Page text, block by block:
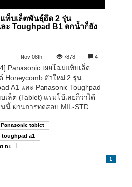
ท็บเล็ตพันธุ์อึด 2 รุ่น
ะ Toughpad B1 ตกน้ำก็ยัง
Nov 08th 7878 4
Panasonic เผยโฉมแท็บเล็ต
Honeycomb ตัวใหม่ 2 รุ่น
A1 และ Panasonic Toughpad
เล็ต (Tablet) แรมโบ้เลยก็ว่าได้
นนี้ ผ่านการทดสอบ MIL-STD
Panasonic tablet
toughpad a1
b1
1